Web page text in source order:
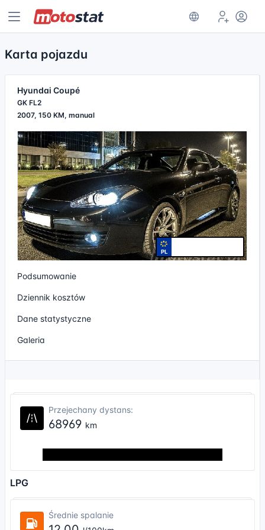
Karta pojazdu
Hyundai Coupé
GK FL2
2007, 150 KM, manual
PL
Podsumowanie
Dziennik kosztów
Dane statystyczne
Galeria
Przejechany dystans:
68969 km
LPG
Średnie spalanie